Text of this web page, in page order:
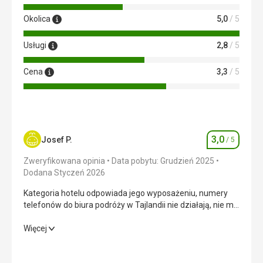
Okolica 5,0/ 5
Usługi 2,8/ 5
Cena 3,3 / 5
Josef P. Ocena
3,0 / 5
Zweryfikowana opinia
Data pobytu: Grudzień 2025
Dodana Styczeń 2026
Kategoria hotelu odpowiada jego wyposażeniu, numery
telefonów do biura podróży w Tajlandii nie działają, nie ma
skomplikowany sposób przez recepcję i nawet tam mieli
Kategoria hotelu odpowiada jego wyposażeniu, numery
Więcej